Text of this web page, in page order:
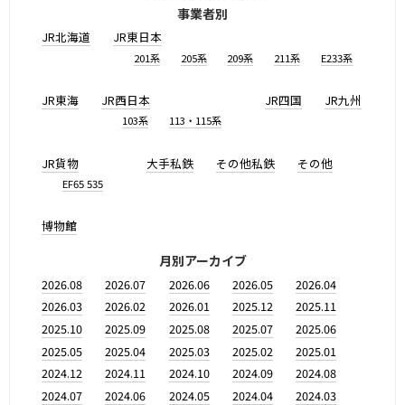
事業者別
JR北海道 JR東日本
201系 205系 209系 211系 E233系
JR東海 JR西日本
103系 113・115系
JR四国 JR九州
JR貨物
EF65 535
大手私鉄 その他私鉄 その他
博物館
月別アーカイブ
2026.08 2026.07 2026.06 2026.05
2026.04
2026.03
2026.02 2026.01 2025.12
2025.11
2025.10
2025.09 2025.08 2025.07
2025.06
2025.05
2025.04 2025.03 2025.02
2025.01
2024.12
2024.11 2024.10 2024.09
2024.08
2024.07
2024.06 2024.05 2024.04
2024.03